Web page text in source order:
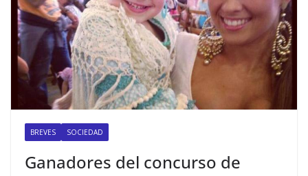
BREVES SOCIEDAD
Ganadores del concurso de